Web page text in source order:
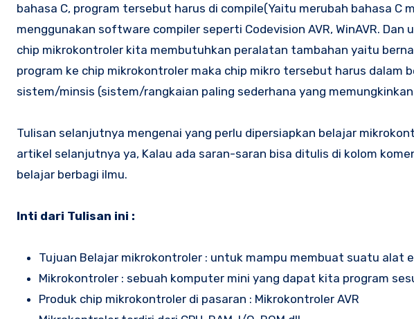
bahasa C, program tersebut harus di compile(Yaitu merubah bahasa C
menggunakan software compiler seperti Codevision AVR, WinAVR.
chip mikrokontroler kita membutuhkan peralatan tambahan yaitu
program ke chip mikrokontroler maka chip mikro tersebut harus dalam
sistem/minsis (sistem/rangkaian paling sederhana yang
Tulisan selanjutnya mengenai yang perlu dipersiapkan belajar
artikel selanjutnya ya, Kalau ada saran-saran bisa ditulis di kolom
belajar berbagi ilmu.
Inti dari Tulisan ini :
Tujuan Belajar mikrokontroler : untuk mampu membuat suatu alat
Mikrokontroler : sebuah komputer mini yang dapat kita program
Produk chip mikrokontroler di pasaran : Mikrokontroler AVR